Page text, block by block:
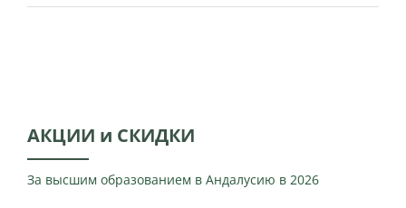
АКЦИИ и СКИДКИ
За высшим образованием в Андалусию в 2026